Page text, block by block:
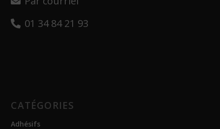
01 34 84 21 93
CATÉGORIES
Adhésifs